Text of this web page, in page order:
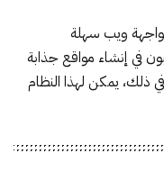
ويب سهلة
في إنشاء مواقع جذابة
ذلك، يمكن لهذا النظام